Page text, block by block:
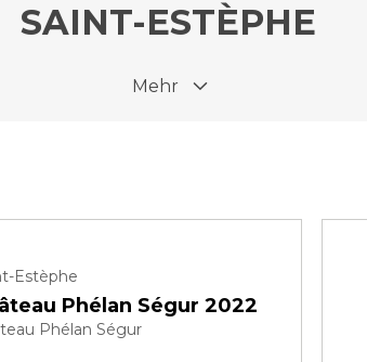
SAINT-ESTÈPHE
Mehr
Estèphe
Phélan Ségur 2022
Phélan Ségur